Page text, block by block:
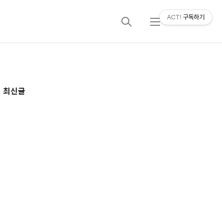
검
메
추
최신글
ACT! 구독하기